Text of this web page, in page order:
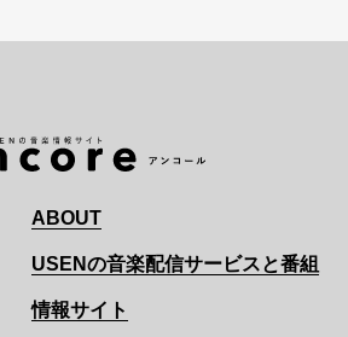
ABOUT
USENの音楽配信サービスと番組
情報サイト